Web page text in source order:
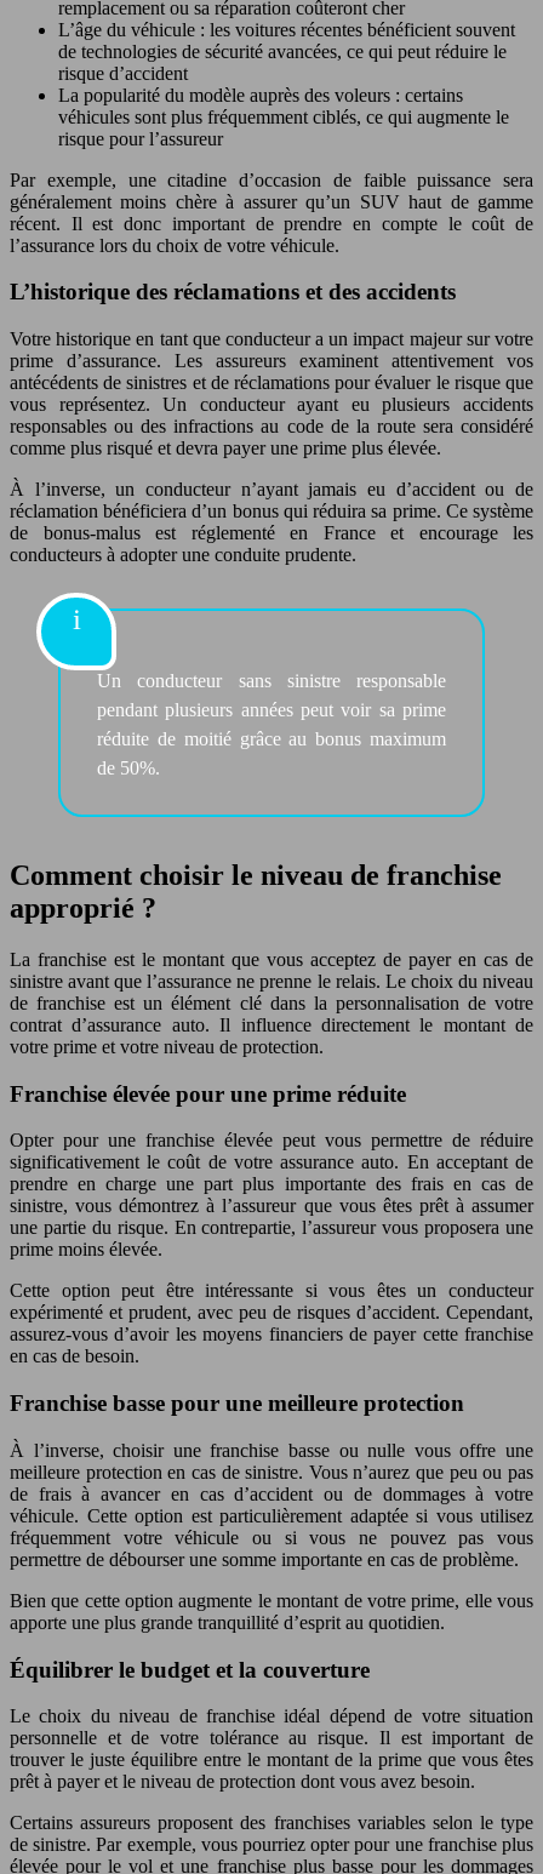
remplacement ou sa réparation coûteront cher
L’âge du véhicule : les voitures récentes bénéficient souvent
de technologies de sécurité avancées, ce qui peut réduire le
risque d’accident
La popularité du modèle auprès des voleurs : certains
véhicules sont plus fréquemment ciblés, ce qui augmente le
risque pour l’assureur
Par exemple, une citadine d’occasion de faible puissance sera
généralement moins chère à assurer qu’un SUV haut de gamme
récent. Il est donc important de prendre en compte le coût de
l’assurance lors du choix de votre véhicule.
L’historique des réclamations et des accidents
Votre historique en tant que conducteur a un impact majeur sur votre
prime d’assurance. Les assureurs examinent attentivement vos
antécédents de sinistres et de réclamations pour évaluer le risque que
vous représentez. Un conducteur ayant eu plusieurs accidents
responsables ou des infractions au code de la route sera considéré
comme plus risqué et devra payer une prime plus élevée.
À l’inverse, un conducteur n’ayant jamais eu d’accident ou de
réclamation bénéficiera d’un bonus qui réduira sa prime. Ce système
de bonus-malus est réglementé en France et encourage les
conducteurs à adopter une conduite prudente.
Un conducteur sans sinistre responsable
pendant plusieurs années peut voir sa prime
réduite de moitié grâce au bonus maximum
de 50%.
Comment choisir le niveau de franchise
approprié ?
La franchise est le montant que vous acceptez de payer en cas de
sinistre avant que l’assurance ne prenne le relais. Le choix du niveau
de franchise est un élément clé dans la personnalisation de votre
contrat d’assurance auto. Il influence directement le montant de
votre prime et votre niveau de protection.
Franchise élevée pour une prime réduite
Opter pour une franchise élevée peut vous permettre de réduire
significativement le coût de votre assurance auto. En acceptant de
prendre en charge une part plus importante des frais en cas de
sinistre, vous démontrez à l’assureur que vous êtes prêt à assumer
une partie du risque. En contrepartie, l’assureur vous proposera une
prime moins élevée.
Cette option peut être intéressante si vous êtes un conducteur
expérimenté et prudent, avec peu de risques d’accident. Cependant,
assurez-vous d’avoir les moyens financiers de payer cette franchise
en cas de besoin.
Franchise basse pour une meilleure protection
À l’inverse, choisir une franchise basse ou nulle vous offre une
meilleure protection en cas de sinistre. Vous n’aurez que peu ou pas
de frais à avancer en cas d’accident ou de dommages à votre
véhicule. Cette option est particulièrement adaptée si vous utilisez
fréquemment votre véhicule ou si vous ne pouvez pas vous
permettre de débourser une somme importante en cas de problème.
Bien que cette option augmente le montant de votre prime, elle vous
apporte une plus grande tranquillité d’esprit au quotidien.
Équilibrer le budget et la couverture
Le choix du niveau de franchise idéal dépend de votre situation
personnelle et de votre tolérance au risque. Il est important de
trouver le juste équilibre entre le montant de la prime que vous êtes
prêt à payer et le niveau de protection dont vous avez besoin.
Certains assureurs proposent des franchises variables selon le type
de sinistre. Par exemple, vous pourriez opter pour une franchise plus
élevée pour le vol et une franchise plus basse pour les dommages